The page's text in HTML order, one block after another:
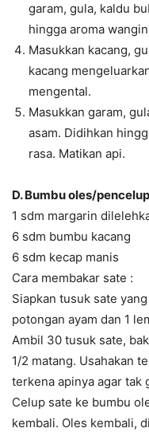
garam, gula, kaldu
hingga aroma
Masukkan kacang,
kacang
mengental.
Masukkan garam,
asam. Didihkan
rasa. Matikan api.
D. Bumbu oles/
1 sdm margarin
6 sdm bumbu kacang
6 sdm kecap manis
Cara membakar sate :
Siapkan tusuk sate
potongan ayam dan 1
Ambil 30 tusuk sate,
1/2 matang. Usahakan
terkena apinya agar tak
Celup sate ke bumbu
kembali. Oles kembali,